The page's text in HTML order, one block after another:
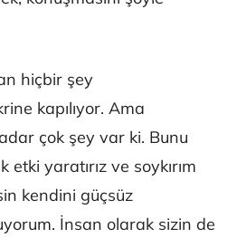
hiçbir şey
kapılıyor. Ama
çok şey var ki. Bunu
yaratırız ve soykırım
kendini güçsüz
İnsan olarak sizin de